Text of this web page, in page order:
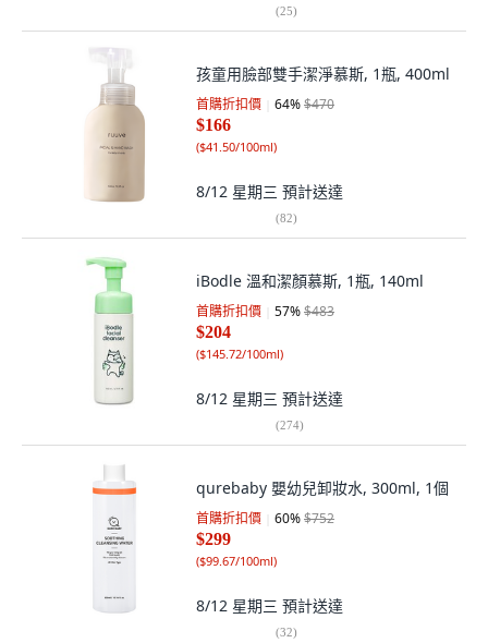
(25)
孩童用臉部雙手潔淨慕斯, 1瓶, 400ml
首購折扣價 64%$470
$166
($41.50/100ml)
8/12 星期三 預計送達
(82)
iBodle 溫和潔顏慕斯, 1瓶, 140ml
首購折扣價 57%$483
$204
($145.72/100ml)
8/12 星期三 預計送達
(274)
qurebaby 嬰幼兒卸妝水, 300ml, 1個
首購折扣價 60%$752
$299
($99.67/100ml)
8/12 星期三 預計送達
(32)